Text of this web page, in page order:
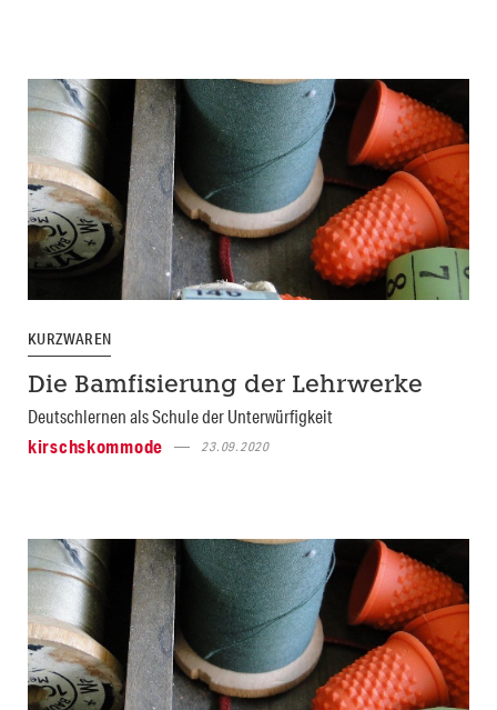
KURZWAREN
Die Bamfisierung der Lehrwerke
Deutschlernen als Schule der Unterwürfigkeit
kirschskommode
23.09.2020